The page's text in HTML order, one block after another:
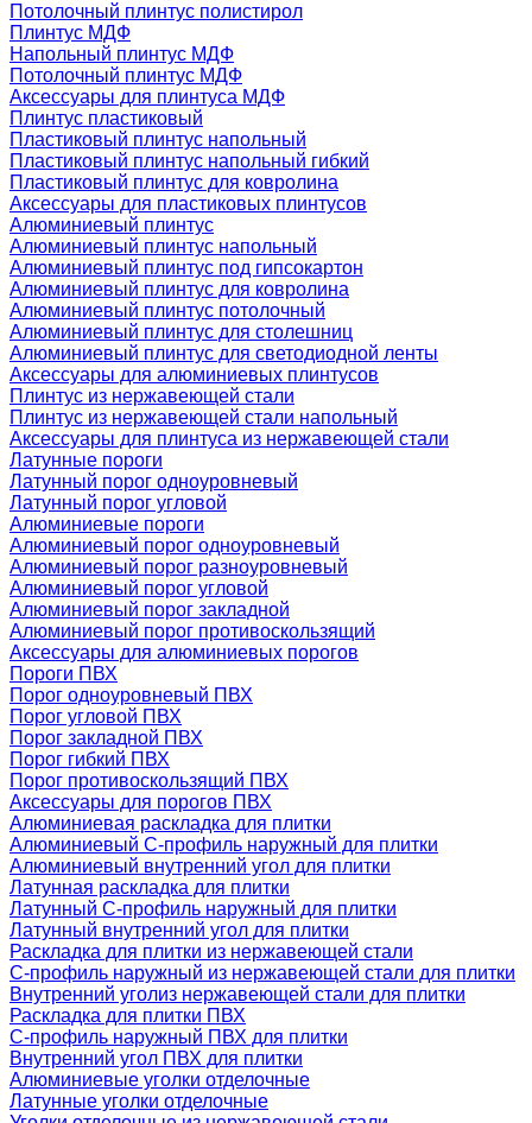
Потолочный плинтус полистирол
Плинтус МДФ
Напольный плинтус МДФ
Потолочный плинтус МДФ
Аксессуары для плинтуса МДФ
Плинтус пластиковый
Пластиковый плинтус напольный
Пластиковый плинтус напольный гибкий
Пластиковый плинтус для ковролина
Аксессуары для пластиковых плинтусов
Алюминиевый плинтус
Алюминиевый плинтус напольный
Алюминиевый плинтус под гипсокартон
Алюминиевый плинтус для ковролина
Алюминиевый плинтус потолочный
Алюминиевый плинтус для столешниц
Алюминиевый плинтус для светодиодной ленты
Аксессуары для алюминиевых плинтусов
Плинтус из нержавеющей стали
Плинтус из нержавеющей стали напольный
Аксессуары для плинтуса из нержавеющей стали
Латунные пороги
Латунный порог одноуровневый
Латунный порог угловой
Алюминиевые пороги
Алюминиевый порог одноуровневый
Алюминиевый порог разноуровневый
Алюминиевый порог угловой
Алюминиевый порог закладной
Алюминиевый порог противоскользящий
Аксессуары для алюминиевых порогов
Пороги ПВХ
Порог одноуровневый ПВХ
Порог угловой ПВХ
Порог закладной ПВХ
Порог гибкий ПВХ
Порог противоскользящий ПВХ
Аксессуары для порогов ПВХ
Алюминиевая раскладка для плитки
Алюминиевый С-профиль наружный для плитки
Алюминиевый внутренний угол для плитки
Латунная раскладка для плитки
Латунный С-профиль наружный для плитки
Латунный внутренний угол для плитки
Раскладка для плитки из нержавеющей стали
С-профиль наружный из нержавеющей стали для плитки
Внутренний уголиз нержавеющей стали для плитки
Раскладка для плитки ПВХ
С-профиль наружный ПВХ для плитки
Внутренний угол ПВХ для плитки
Алюминиевые уголки отделочные
Латунные уголки отделочные